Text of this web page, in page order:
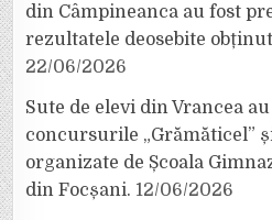
din Câmpineanca au fost
rezultatele deosebite
22/06/2026
Sute de elevi din Vrancea
concursurile „Grămăticel”
organizate de Școala
din Focșani. 12/06/2026